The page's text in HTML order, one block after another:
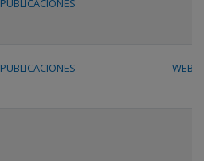
PUBLICACIONES
PUBLICACIONES WEB